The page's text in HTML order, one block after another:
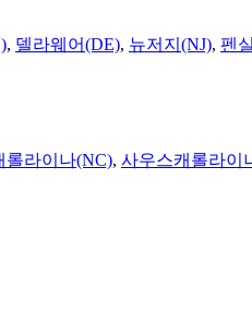
, 델라웨어(DE), 뉴저지(NJ), 펜
롤라이나(NC), 사우스캐롤라이